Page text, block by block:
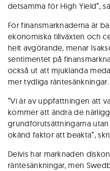
detsamma för High Yield”,
För finansmarknaderna är
ekonomiska tillväxten och
helt avgörande, menar
sentimentet på
också ut att mjuklanda
mer tydliga räntesänkningar.
”Vi är av uppfattningen att
kommer att ändra de
grundförutsättningarna
okänd faktor att beakta”,
Delvis har marknaden
räntesänkningar, men